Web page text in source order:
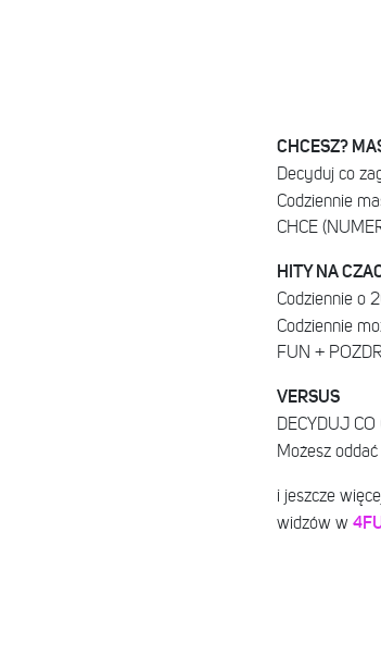
CHCESZ?
Decyduj co
Codziennie
CHCE
HITY NA
Codziennie o
Codziennie
FUN +
VERSUS
DECYDUJ
Możesz oddać
i jeszcze
widzów w